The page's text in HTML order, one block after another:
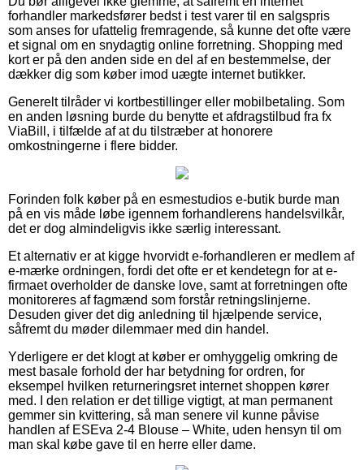
forhandler markedsfører bedst i test varer til en salgspris
som anses for ufattelig fremragende, så kunne det ofte være
et signal om en snydagtig online forretning. Shopping med
kort er på den anden side en del af en bestemmelse, der
dækker dig som køber imod uægte internet butikker.
Generelt tilråder vi kortbestillinger eller mobilbetaling. Som
en anden løsning burde du benytte et afdragstilbud fra fx
ViaBill, i tilfælde af at du tilstræber at honorere
omkostningerne i flere bidder.
Forinden folk køber på en esmestudios e-butik burde man
på en vis måde løbe igennem forhandlerens handelsvilkår,
det er dog almindeligvis ikke særlig interessant.
Et alternativ er at kigge hvorvidt e-forhandleren er medlem af
e-mærke ordningen, fordi det ofte er et kendetegn for at e-
firmaet overholder de danske love, samt at forretningen ofte
monitoreres af fagmænd som forstår retningslinjerne.
Desuden giver det dig anledning til hjælpende service,
såfremt du møder dilemmaer med din handel.
Yderligere er det klogt at køber er omhyggelig omkring de
mest basale forhold der har betydning for ordren, for
eksempel hvilken returneringsret internet shoppen kører
med. I den relation er det tillige vigtigt, at man permanent
gemmer sin kvittering, så man senere vil kunne påvise
handlen af ESEva 2-4 Blouse – White, uden hensyn til om
man skal købe gave til en herre eller dame.